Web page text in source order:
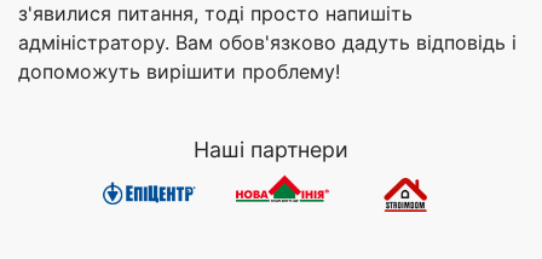
з'явилися питання, тоді просто напишіть
адміністратору. Вам обов'язково дадуть відповідь і
допоможуть вирішити проблему!
Наші партнери